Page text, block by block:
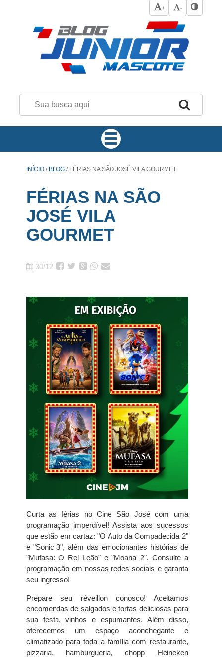
+ -
INÍCIO / BLOG /FÉRIAS NA SÃO JOSÉ VILA GOURMET
FÉRIAS NA SÃO
JOSÉ VILA
GOURMET
30/12
Curta as férias no Cine São José com uma
programação imperdível! Assista aos sucessos
que estão em cartaz: "O Auto da Compadecida 2"
e "Sonic 3", além das emocionantes histórias de
"Mufasa: O Rei Leão" e "Moana 2". Consulte a
programação em nossas redes sociais e garanta
seu ingresso!
Prepare seu réveillon conosco! Aceitamos
encomendas de salgados e tortas deliciosas para
sua festa, vinhos e espumantes. Além disso,
oferecemos um espaço aconchegante e
climatizado para toda a família com restaurante,
pizzaria, hamburgueria, chopp Heineken